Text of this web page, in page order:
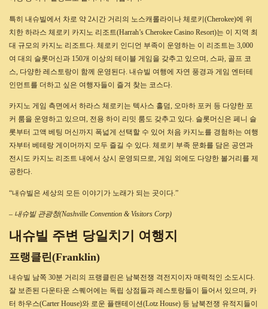
특히 내슈빌에서 차로 약 2시간 거리의 노스캐롤라이나 체로키(Cherokee)에 위
치한 하라스 체로키 카지노 리조트(Harrah’s Cherokee Casino Resort)는 이 지역 최
대 규모의 카지노 리조트다. 체로키 인디언 부족이 운영하는 이 리조트는 3,000
여 대의 슬롯머신과 150개 이상의 테이블 게임을 갖추고 있으며, 스파, 골프 코
스, 다양한 레스토랑이 함께 운영된다. 내슈빌 여행에 자연 풍경과 게임 엔터테
인먼트를 더하고 싶은 여행자들이 즐겨 찾는 코스다.
카지노 게임 측면에서 하라스 체로키는 텍사스 홀덤, 오마하 포커 등 다양한 포
커 룸을 운영하고 있으며, 전용 하이 리밋 룸도 갖추고 있다. 슬롯머신은 페니 슬
롯부터 고액 베팅 머신까지 폭넓게 선택할 수 있어 처음 카지노를 경험하는 여행
자부터 베테랑 게이머까지 모두 즐길 수 있다. 체로키 부족 문화를 담은 공연과
전시도 카지노 리조트 내에서 상시 운영되므로, 게임 외에도 다양한 볼거리를 제
공한다.
“내슈빌은 세상의 모든 이야기가 노래가 되는 곳이다.”
– 내슈빌 관광청(Nashville Convention & Visitors Corp)
내슈빌 주변 당일치기 여행지
프랭클린(Franklin)
내슈빌 남쪽 30분 거리의 프랭클린은 남북전쟁 격전지이자 매력적인 소도시다.
잘 보존된 다운타운 스퀘어에는 독립 상점들과 레스토랑들이 들어서 있으며, 카
터 하우스(Carter House)와 로운 플랜테이션(Lotz House) 등 남북전쟁 유적지들이